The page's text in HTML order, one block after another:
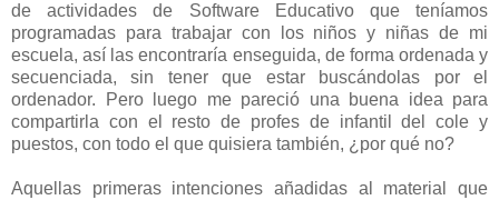
de actividades de Software Educativo que teníamos
programadas para trabajar con los niños y niñas de mi
escuela, así las encontraría enseguida, de forma ordenada y
secuenciada, sin tener que estar buscándolas por el
ordenador. Pero luego me pareció una buena idea para
compartirla con el resto de profes de infantil del cole y
puestos, con todo el que quisiera también, ¿por qué no?
Aquellas primeras intenciones añadidas al material que